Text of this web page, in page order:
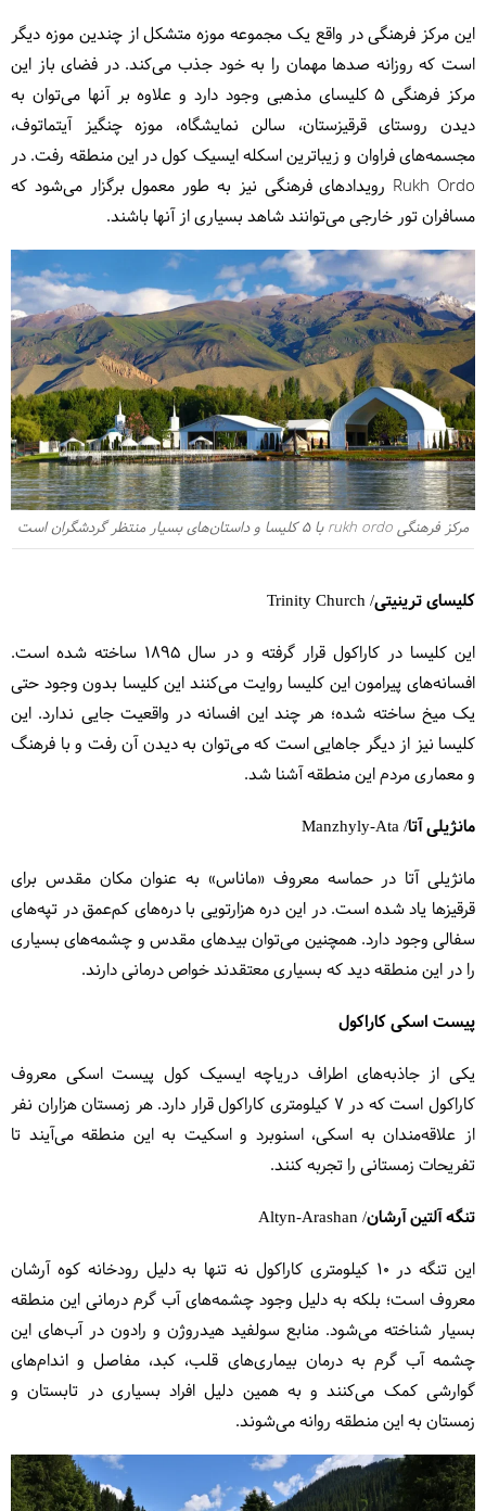
این مرکز فرهنگی در واقع یک مجموعه موزه متشکل از چندین موزه دیگر
است که روزانه صدها مهمان را به خود جذب می‌کند. در فضای باز این
مرکز فرهنگی ۵ کلیسای مذهبی وجود دارد و علاوه بر آنها می‌توان به
دیدن روستای قرقیزستان، سالن نمایشگاه، موزه چنگیز آیتماتوف،
مجسمه‌های فراوان و زیباترین اسکله ایسیک کول در این منطقه رفت. در
Rukh Ordo رویدادهای فرهنگی نیز به طور معمول برگزار می‌شود که
مسافران تور خارجی می‌توانند شاهد بسیاری از آنها باشند.
مرکز فرهنگی rukh ordo با 5 کلیسا و داستان‌های بسیار منتظر گردشگران است
کلیسای ترینیتی/ Trinity Church
این کلیسا در کاراکول قرار گرفته و در سال ۱۸۹۵ ساخته شده است.
افسانه‌های پیرامون این کلیسا روایت می‌کنند این کلیسا بدون وجود حتی
یک میخ ساخته شده؛ هر چند این افسانه در واقعیت جایی ندارد. این
کلیسا نیز از دیگر جاهایی است که می‌توان به دیدن آن رفت و با فرهنگ
و معماری مردم این منطقه آشنا شد.
مانژیلی آتا/ Manzhyly-Ata
مانژیلی آتا در حماسه معروف «ماناس» به عنوان مکان مقدس برای
قرقیزها یاد شده است. در این دره هزارتویی با دره‌های کم‌عمق در تپه‌های
سفالی وجود دارد. همچنین می‌توان بیدهای مقدس و چشمه‌های بسیاری
را در این منطقه دید که بسیاری معتقدند خواص درمانی دارند.
پیست اسکی کاراکول
یکی از جاذبه‌های اطراف دریاچه ایسیک کول پیست اسکی معروف
کاراکول است که در ۷ کیلومتری کاراکول قرار دارد. هر زمستان هزاران نفر
از علاقه‌مندان به اسکی، اسنوبرد و اسکیت به این منطقه می‌آیند تا
تفریحات زمستانی را تجربه کنند.
تنگه آلتین آرشان/ Altyn-Arashan
این تنگه در ۱۰ کیلومتری کاراکول نه تنها به دلیل رودخانه کوه آرشان
معروف است؛ بلکه به دلیل وجود چشمه‌های آب گرم درمانی این منطقه
بسیار شناخته می‌شود. منابع سولفید هیدروژن و رادون در آب‌های این
چشمه آب گرم به درمان بیماری‌های قلب، کبد، مفاصل و اندام‌های
گوارشی کمک می‌کنند و به همین دلیل افراد بسیاری در تابستان و
زمستان به این منطقه روانه می‌شوند.